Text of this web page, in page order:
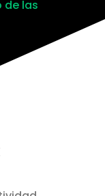
de las